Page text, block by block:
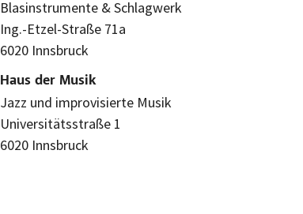
Blasinstrumente & Schlagwerk
Ing.-Etzel-Straße 71a
6020 Innsbruck
Haus der Musik
Jazz und improvisierte Musik
Universitätsstraße 1
6020 Innsbruck